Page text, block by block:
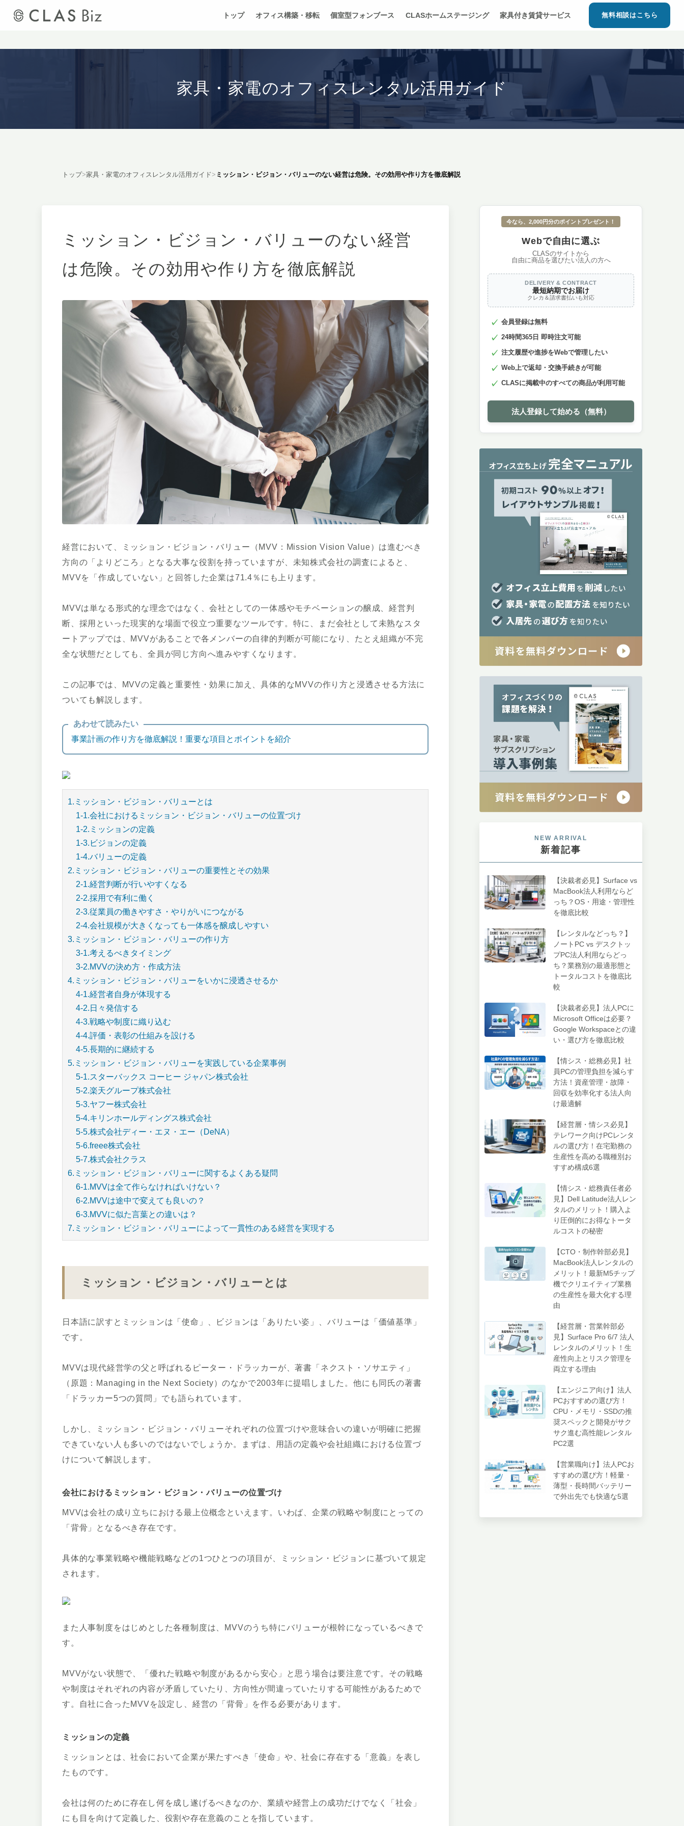
トップ オフィス構築・移転 個室型フォンブース CLASホームステージング 家具付き賃貸サービス 無料相談はこちら
家具・家電のオフィスレンタル活用ガイド
トップ>家具・家電のオフィスレンタル活用ガイド> ミッション・ビジョン・バリューのない経営は危険。その効用や作り方を徹底解説
ミッション・ビジョン・バリューのない経営
は危険。その効用や作り方を徹底解説
経営において、ミッション・ビジョン・バリュー（MVV：Mission Vision Value）は進むべき
方向の「よりどころ」となる大事な役割を持っていますが、未知株式会社の調査によると、
MVVを「作成していない」と回答した企業は71.4％にも上ります。
MVVは単なる形式的な理念ではなく、会社としての一体感やモチベーションの醸成、経営判
断、採用といった現実的な場面で役立つ重要なツールです。特に、まだ会社として未熟なスタ
ートアップでは、MVVがあることで各メンバーの自律的判断が可能になり、たとえ組織が不完
全な状態だとしても、全員が同じ方向へ進みやすくなります。
この記事では、MVVの定義と重要性・効果に加え、具体的なMVVの作り方と浸透させる方法に
ついても解説します。
あわせて読みたい
事業計画の作り方を徹底解説！重要な項目とポイントを紹介
1.ミッション・ビジョン・バリューとは
1-1.会社におけるミッション・ビジョン・バリューの位置づけ
1-2.ミッションの定義
1-3.ビジョンの定義
1-4.バリューの定義
2.ミッション・ビジョン・バリューの重要性とその効果
2-1.経営判断が行いやすくなる
2-2.採用で有利に働く
2-3.従業員の働きやすさ・やりがいにつながる
2-4.会社規模が大きくなっても一体感を醸成しやすい
3.ミッション・ビジョン・バリューの作り方
3-1.考えるべきタイミング
3-2.MVVの決め方・作成方法
4.ミッション・ビジョン・バリューをいかに浸透させるか
4-1.経営者自身が体現する
4-2.日々発信する
4-3.戦略や制度に織り込む
4-4.評価・表彰の仕組みを設ける
4-5.長期的に継続する
5.ミッション・ビジョン・バリューを実践している企業事例
5-1.スターバックス コーヒー ジャパン株式会社
5-2.楽天グループ株式会社
5-3.ヤフー株式会社
5-4.キリンホールディングス株式会社
5-5.株式会社ディー・エヌ・エー（DeNA）
5-6.freee株式会社
5-7.株式会社クラス
6.ミッション・ビジョン・バリューに関するよくある疑問
6-1.MVVは全て作らなければいけない？
6-2.MVVは途中で変えても良いの？
6-3.MVVに似た言葉との違いは？
7.ミッション・ビジョン・バリューによって一貫性のある経営を実現する
ミッション・ビジョン・バリューとは
日本語に訳すとミッションは「使命」、ビジョンは「ありたい姿」、バリューは「価値基準」
です。
MVVは現代経営学の父と呼ばれるピーター・ドラッカーが、著書「ネクスト・ソサエティ」
（原題：Managing in the Next Society）のなかで2003年に提唱しました。他にも同氏の著書
「ドラッカー5つの質問」でも語られています。
しかし、ミッション・ビジョン・バリューそれぞれの位置づけや意味合いの違いが明確に把握
できていない人も多いのではないでしょうか。まずは、用語の定義や会社組織における位置づ
けについて解説します。
会社におけるミッション・ビジョン・バリューの位置づけ
MVVは会社の成り立ちにおける最上位概念といえます。いわば、企業の戦略や制度にとっての
「背骨」となるべき存在です。
具体的な事業戦略や機能戦略などの1つひとつの項目が、ミッション・ビジョンに基づいて規定
されます。
また人事制度をはじめとした各種制度は、MVVのうち特にバリューが根幹になっているべきで
す。
MVVがない状態で、「優れた戦略や制度があるから安心」と思う場合は要注意です。その戦略
や制度はそれぞれの内容が矛盾していたり、方向性が間違っていたりする可能性があるためで
す。自社に合ったMVVを設定し、経営の「背骨」を作る必要があります。
ミッションの定義
ミッションとは、社会において企業が果たすべき「使命」や、社会に存在する「意義」を表し
たものです。
会社は何のために存在し何を成し遂げるべきなのか、業績や経営上の成功だけでなく「社会」
にも目を向けて定義した、役割や存在意義のことを指しています。
今なら、2,000円分のポイントプレゼント！
Webで自由に選ぶ
CLASのサイトから
自由に商品を選びたい法人の方へ
DELIVERY & CONTRACT
最短納期でお届け
クレカ＆請求書払いも対応
会員登録は無料
24時間365日 即時注文可能
注文履歴や進捗をWebで管理したい
Web上で返却・交換手続きが可能
CLASに掲載中のすべての商品が利用可能
法人登録して始める（無料）
NEW ARRIVAL
新着記事
【決裁者必見】Surface vs
MacBook法人利用ならど
っち？OS・用途・管理性
を徹底比較
【レンタルなどっち？】
ノートPC vs デスクトッ
プPC法人利用ならどっ
ち？業務別の最適形態と
トータルコストを徹底比
較
【決裁者必見】法人PCに
Microsoft Officeは必要？
Google Workspaceとの違
い・選び方を徹底比較
【情シス・総務必見】社
員PCの管理負担を減らす
方法！資産管理・故障・
回収を効率化する法人向
け最適解
【経営層・情シス必見】
テレワーク向けPCレンタ
ルの選び方！在宅勤務の
生産性を高める職種別お
すすめ構成6選
【情シス・総務責任者必
見】Dell Latitude法人レン
タルのメリット！購入よ
り圧倒的にお得なトータ
ルコストの秘密
【CTO・制作幹部必見】
MacBook法人レンタルの
メリット！最新M5チップ
機でクリエイティブ業務
の生産性を最大化する理
由
【経営層・営業幹部必
見】Surface Pro 6/7 法人
レンタルのメリット！生
産性向上とリスク管理を
両立する理由
【エンジニア向け】法人
PCおすすめの選び方！
CPU・メモリ・SSDの推
奨スペックと開発がサク
サク進む高性能レンタル
PC2選
【営業職向け】法人PCお
すすめの選び方！軽量・
薄型・長時間バッテリー
で外出先でも快適な5選